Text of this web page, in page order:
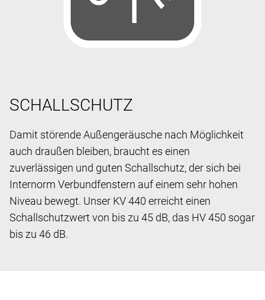
SCHALLSCHUTZ
Damit störende Außengeräusche nach Möglichkeit
auch draußen bleiben, braucht es einen
zuverlässigen und guten Schallschutz, der sich bei
Internorm Verbundfenstern auf einem sehr hohen
Niveau bewegt. Unser KV 440 erreicht einen
Schallschutzwert von bis zu 45 dB, das HV 450 sogar
bis zu 46 dB.